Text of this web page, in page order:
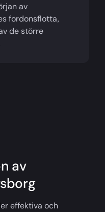
av
fordonsflotta,
de större
av
effektiva och